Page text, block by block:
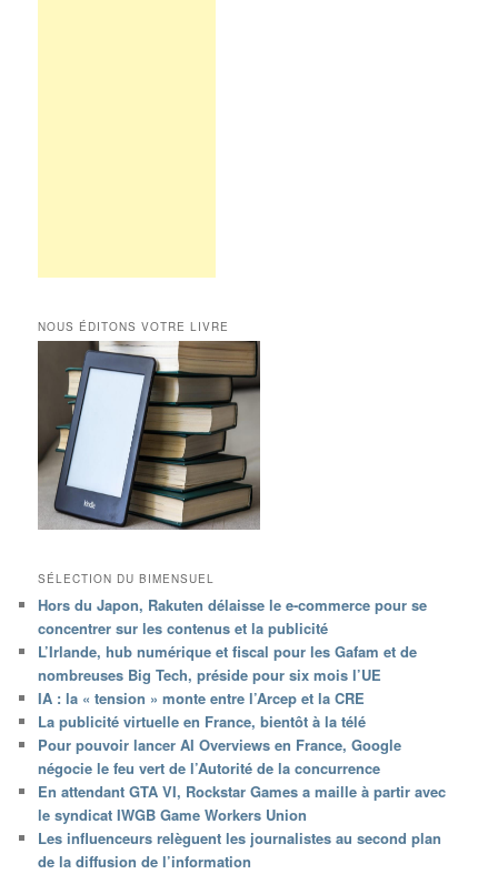
NOUS ÉDITONS VOTRE LIVRE
SÉLECTION DU BIMENSUEL
Hors du Japon, Rakuten délaisse le e-commerce pour se
concentrer sur les contenus et la publicité
L’Irlande, hub numérique et fiscal pour les Gafam et de
nombreuses Big Tech, préside pour six mois l’UE
IA : la « tension » monte entre l’Arcep et la CRE
La publicité virtuelle en France, bientôt à la télé
Pour pouvoir lancer AI Overviews en France, Google
négocie le feu vert de l’Autorité de la concurrence
En attendant GTA VI, Rockstar Games a maille à partir avec
le syndicat IWGB Game Workers Union
Les influenceurs relèguent les journalistes au second plan
de la diffusion de l’information